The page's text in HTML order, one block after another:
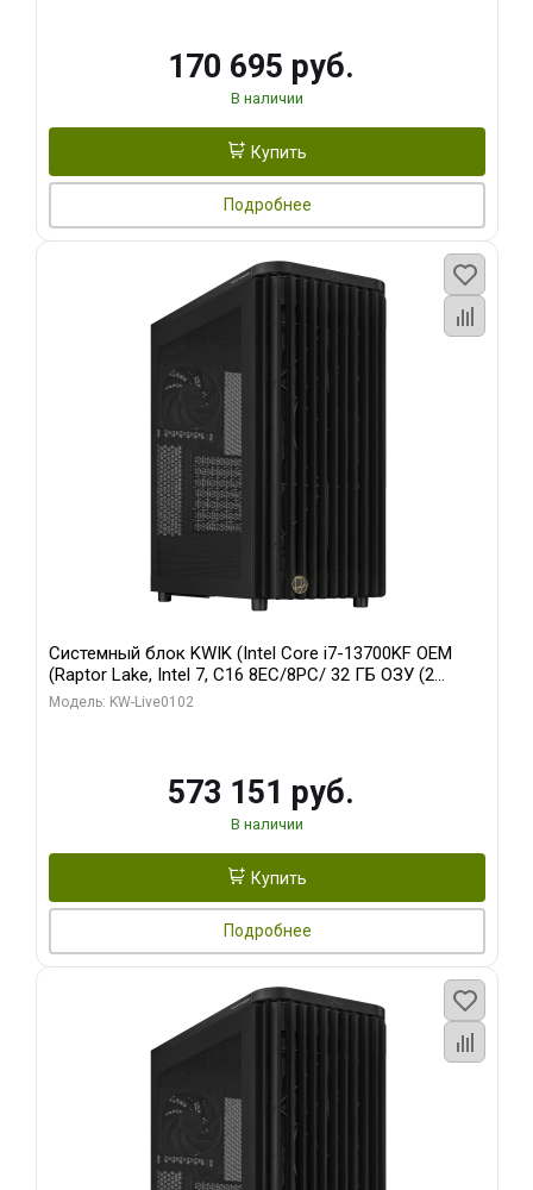
170 695 руб.
В наличии
Купить
Подробнее
Системный блок KWIK (Intel Core i7-13700KF OEM
(Raptor Lake, Intel 7, C16 8EC/8PC/ 32 ГБ ОЗУ (2
модуля)/ Afox RTX4090 24GB GDDR6X 384-Bit 3xDP
Модель: KW-Live0102
573 151 руб.
В наличии
Купить
Подробнее